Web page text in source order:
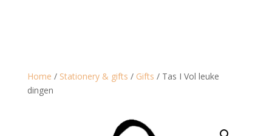
Home / Stationery & gifts / Gifts / Tas I Vol leuke
dingen